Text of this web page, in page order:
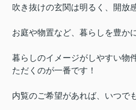
吹き抜けの玄関は明るく、開放
お庭や物置など、暮らしを豊か
暮らしのイメージがしやすい物
ただくのが一番です！
内覧のご希望があれば、いつで